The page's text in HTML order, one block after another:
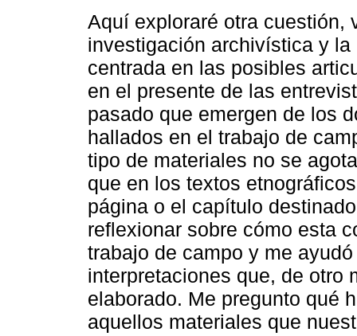
Aquí exploraré otra cuestión,
investigación archivística y
centrada en las posibles
en el presente de las
pasado que emergen de los
hallados en el trabajo de
tipo de materiales no se
que en los textos
página o el capítulo
reflexionar sobre cómo esta
trabajo de campo y me
interpretaciones que, de otro
elaborado. Me pregunto qué
aquellos materiales que